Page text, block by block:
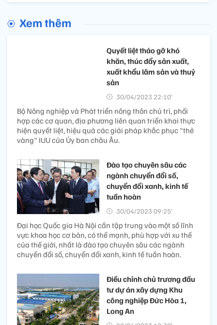
Xem thêm
Quyết liệt tháo gỡ khó
khăn, thúc đẩy sản xuất,
xuất khẩu lâm sản và thuỷ
sản
30/04/2023 22:10’
Bộ Nông nghiệp và Phát triển nông thôn chủ trì, phối
hợp các cơ quan, địa phương liên quan triển khai thực
hiện quyết liệt, hiệu quả các giải pháp khắc phục "thẻ
vàng" IUU của Ủy ban châu Âu.
Đào tạo chuyên sâu các
ngành chuyển đổi số,
chuyển đổi xanh, kinh tế
tuần hoàn
30/04/2023 09:25’
Đại học Quốc gia Hà Nội cần tập trung vào một số lĩnh
vực khoa học cơ bản, có thế mạnh, phù hợp với xu thế
của thế giới, nhất là đào tạo chuyên sâu các ngành
chuyển đổi số, chuyển đổi xanh, kinh tế tuần hoàn.
Điều chỉnh chủ trương đầu
tư dự án xây dựng Khu
công nghiệp Đức Hòa 1,
Long An